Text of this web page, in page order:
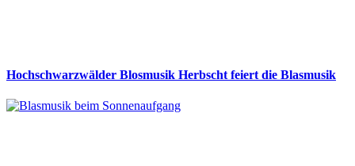
Hochschwarzwälder Blosmusik Herbscht feiert die Blasmusik